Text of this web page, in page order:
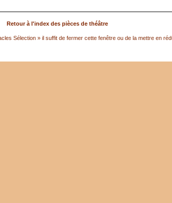
Retour à l'index des pièces de théâtre
Sélection » il suffit de fermer cette fenêtre ou de la mettre en